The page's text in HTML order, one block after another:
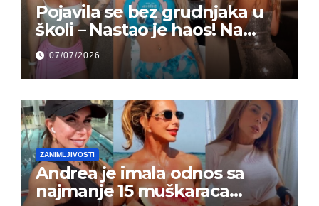
Pojavila se bez grudnjaka u
školi – Nastao je haos! Na
grupi je majke napale (FOTO)
07/07/2026
ZANIMLJIVOSTI
Andrea je imala odnos sa
najmanje 15 muškaraca